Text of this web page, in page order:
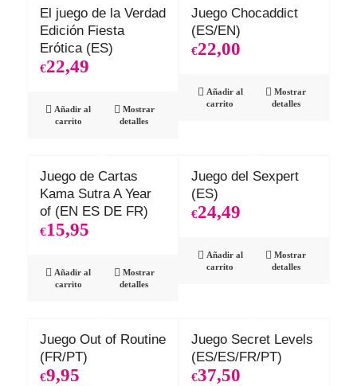
El juego de la Verdad
Edición Fiesta
Erótica (ES)
€22,49
Añadir al
carrito
Mostrar
detalles
Juego Chocaddict
(ES/EN)
€22,00
Añadir al
carrito
Mostrar
detalles
Juego de Cartas
Kama Sutra A Year
of (EN ES DE FR)
€15,95
Añadir al
carrito
Mostrar
detalles
Juego del Sexpert
(ES)
€24,49
Añadir al
carrito
Mostrar
detalles
Juego Out of Routine
(FR/PT)
€9,95
Juego Secret Levels
(ES/ES/FR/PT)
€37,50